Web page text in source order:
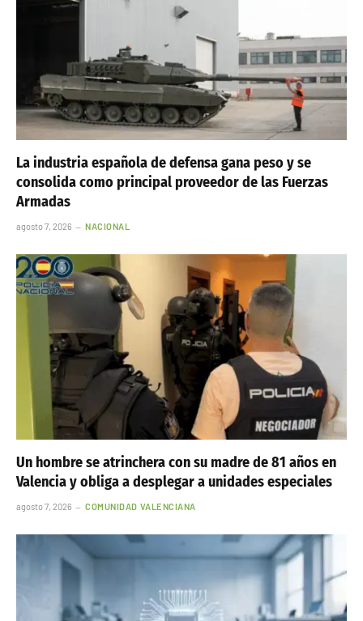
La industria española de defensa gana peso y se
consolida como principal proveedor de las Fuerzas
Armadas
agosto 7, 2026 NACIONAL
Un hombre se atrinchera con su madre de 81 años en
Valencia y obliga a desplegar a unidades especiales
agosto 7, 2026 COMUNIDAD VALENCIANA